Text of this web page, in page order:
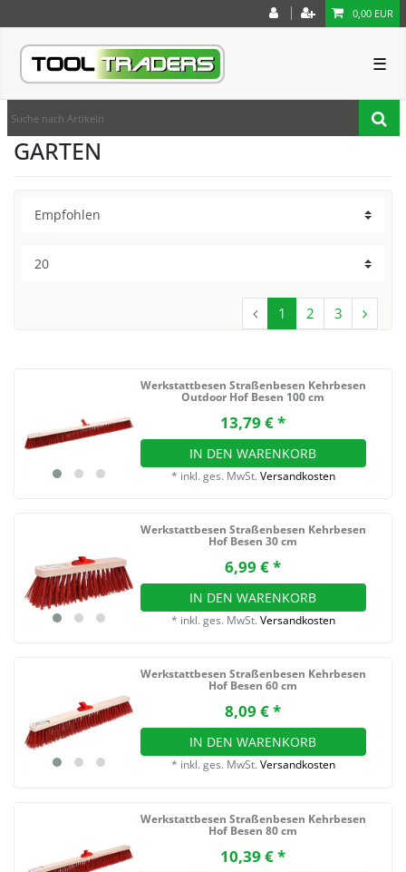
0,00 EUR
☰
GARTEN
1 2 3
Werkstattbesen Straßenbesen Kehrbesen
Outdoor Hof Besen 100 cm
13,79 € *
IN DEN WARENKORB
* inkl. ges. MwSt. Versandkosten
Werkstattbesen Straßenbesen Kehrbesen
Hof Besen 30 cm
6,99 € *
IN DEN WARENKORB
* inkl. ges. MwSt. Versandkosten
Werkstattbesen Straßenbesen Kehrbesen
Hof Besen 60 cm
8,09 € *
IN DEN WARENKORB
* inkl. ges. MwSt. Versandkosten
Werkstattbesen Straßenbesen Kehrbesen
Hof Besen 80 cm
10,39 € *